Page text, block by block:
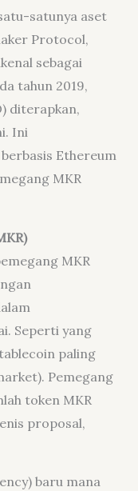
satunya aset
Protocol,
sebagai
tahun 2019,
diterapkan,
Ini
Ethereum
MKR
MKR
Seperti yang
paling
Pemegang
token MKR
proposal,
baru mana